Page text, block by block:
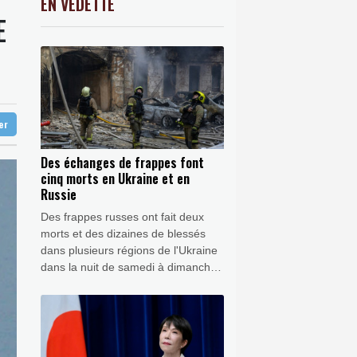
des voitures
vies et paysages
-0.41%
1.64% 4392.86 €
Des échanges de frappes font
cinq morts en Ukraine et en
Russie
Des frappes russes ont fait deux
morts et des dizaines de blessés
dans plusieurs régions de l'Ukraine
dans la nuit de samedi à dimanche,
ukrainienne a tué trois personnes
dans la région russe de Belgorod.